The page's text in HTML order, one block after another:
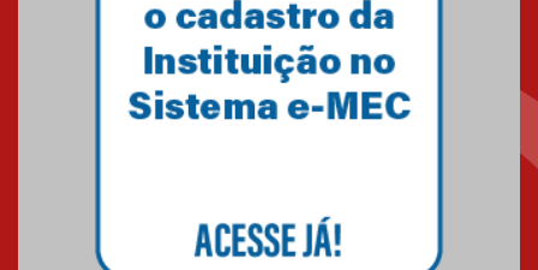
Como o Colégio Mackenzie
Brasília prepara seus
estudantes para o PAS antes
mesmo do Ensino Médio
04.08.2026